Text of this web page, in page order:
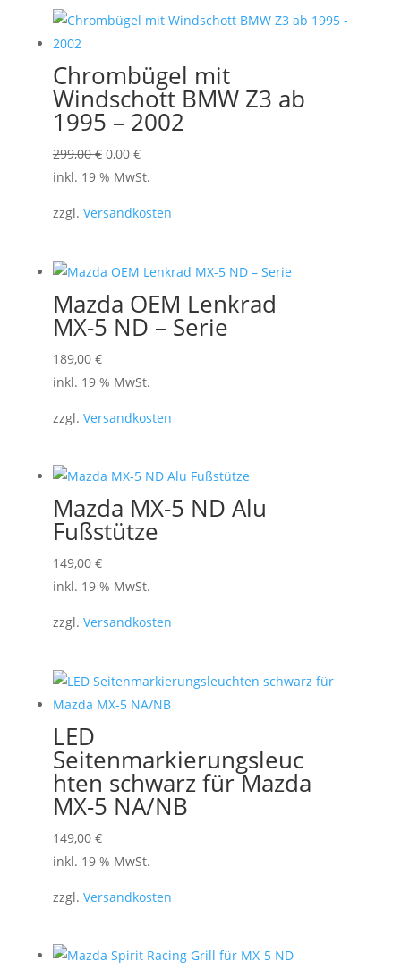
Chrombügel mit
Windschott BMW Z3 ab
1995 – 2002
299,00€ Ursprünglicher
Preis
299,00 €
0,00 €Aktueller
Preis
0,00 €.
inkl. 19 % MwSt.
zzgl. Versandkosten
Mazda OEM Lenkrad
MX-5 ND – Serie
189,00 €
inkl. 19 % MwSt.
zzgl. Versandkosten
Mazda MX-5 ND Alu
Fußstütze
149,00 €
inkl. 19 % MwSt.
zzgl. Versandkosten
LED
Seitenmarkierungsleuc
hten schwarz für Mazda
MX-5 NA/NB
149,00 €
inkl. 19 % MwSt.
zzgl. Versandkosten